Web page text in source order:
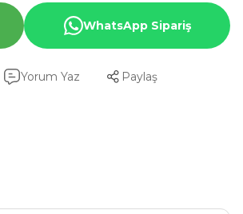
WhatsApp Sipariş
Yorum Yaz Paylaş